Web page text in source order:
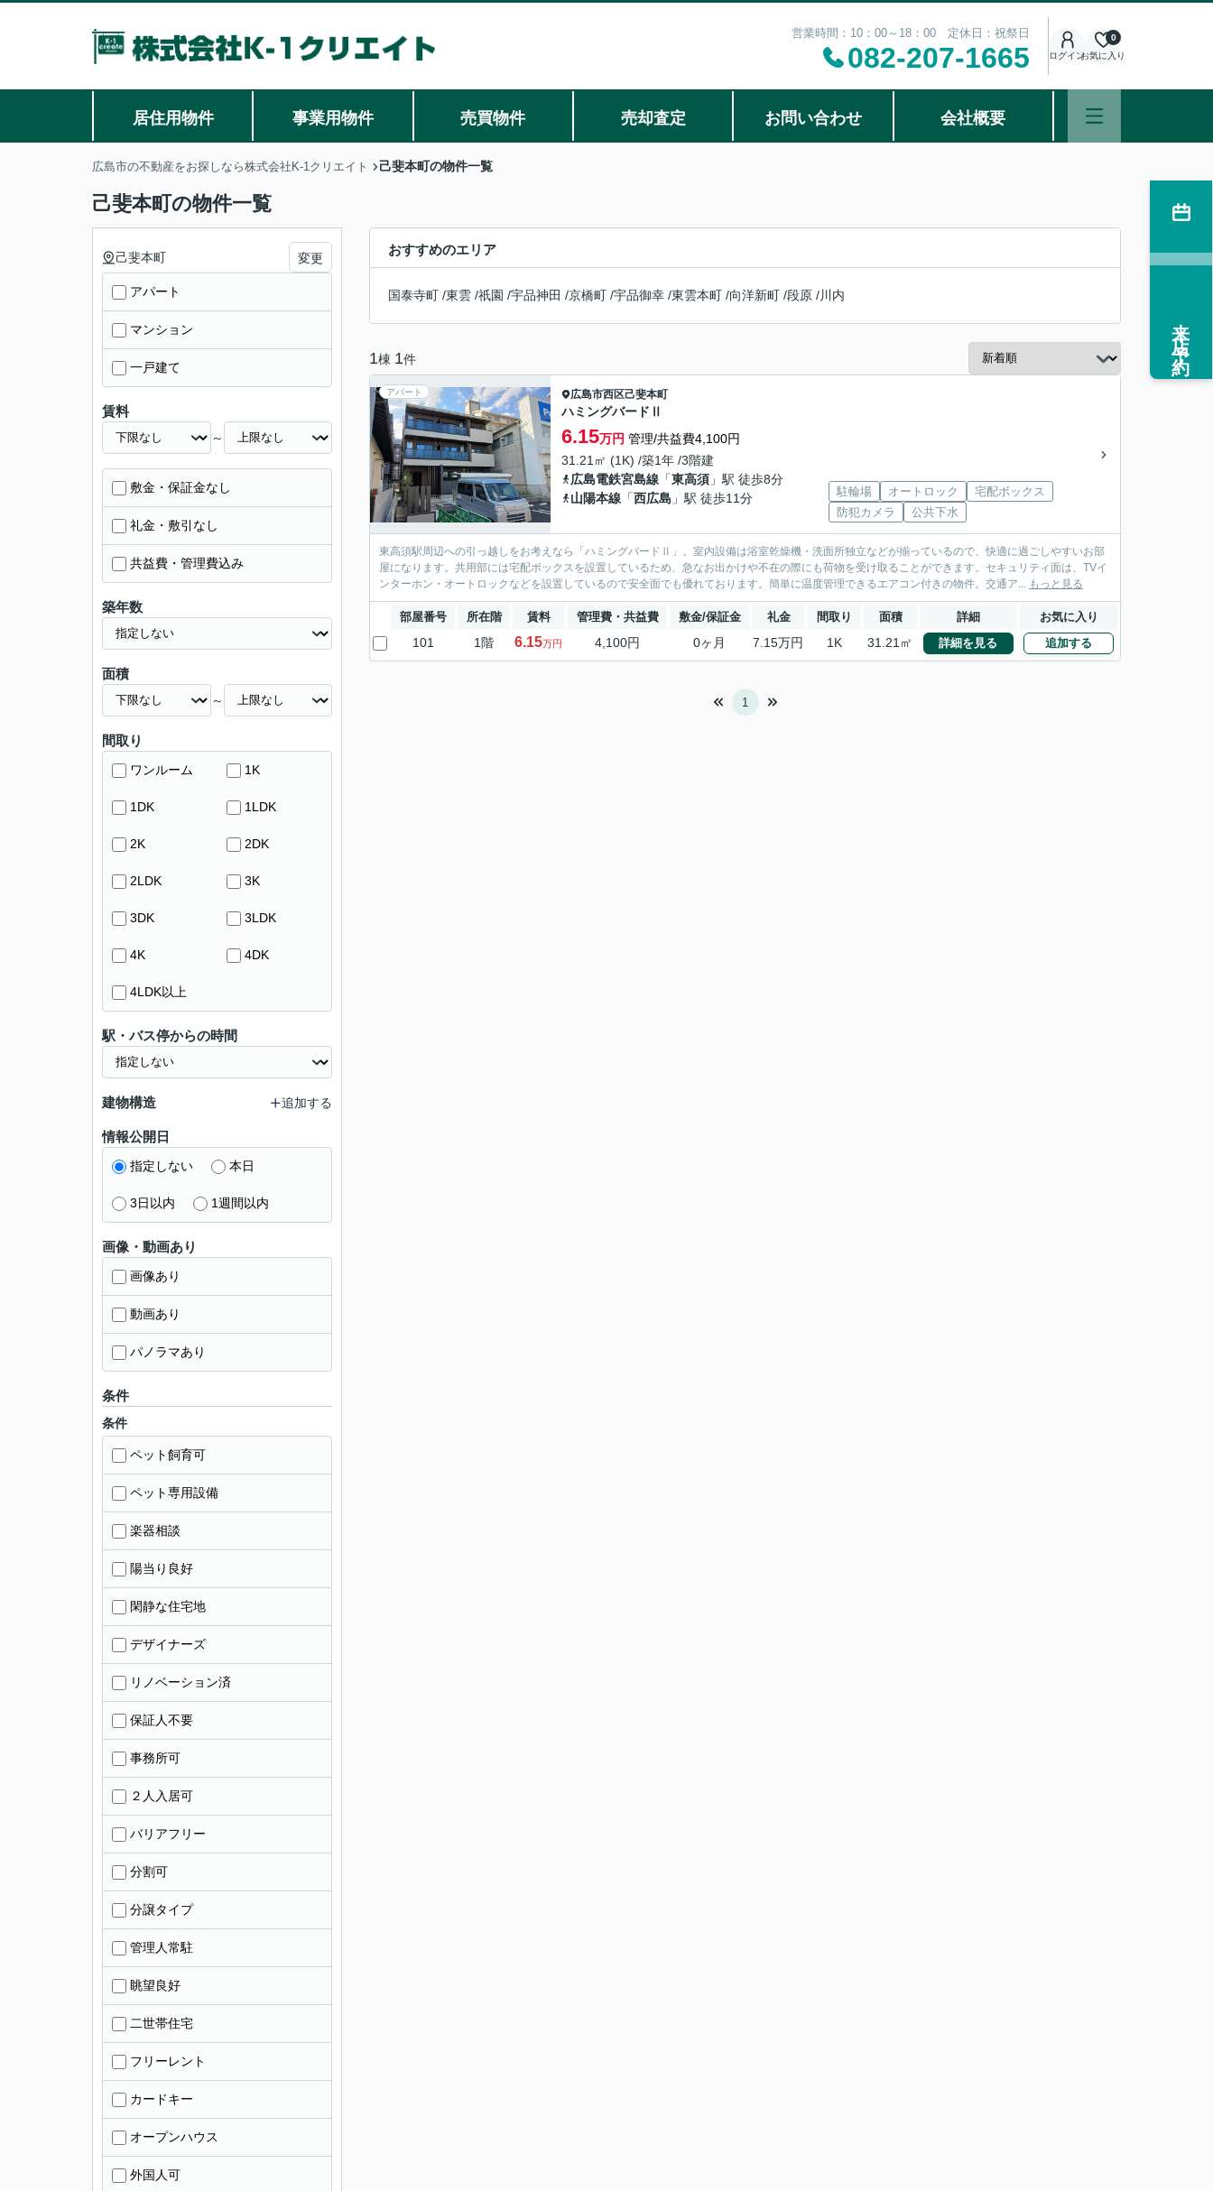
営業時間：10：00～18：00 定休日：祝祭日
082-207-1665 ログインお気に入り
0
居住用物件 事業用物件 売買物件 売却査定 お問い合わせ 会社概要
広島市の不動産をお探しなら株式会社K-1クリエイト 己斐本町の物件一覧
己斐本町の物件一覧
おすすめのエリア
国泰寺町 /東雲 /祇園 /宇品神田 /京橋町 /宇品御幸 /東雲本町 /向洋新町 /段原 /川内
1棟 1件
アパート 広島市西区己斐本町
ハミングバードⅡ
6.15万円 管理/共益費4,100円
31.21㎡ (1K) /築1年 /3階建
広島電鉄宮島線 「東高須 」駅 徒歩8分
山陽本線 「西広島 」駅 徒歩11分 駐輪場 オートロック
宅配ボックス
防犯カメラ
公共下水
東高須駅周辺への引っ越しをお考えなら「ハミングバードⅡ」。室内設備は浴室乾燥機・洗面所独立などが揃っているので、快適に過ごしやすいお部
屋になります。共用部には宅配ボックスを設置しているため、急なお出かけや不在の際にも荷物を受け取ることができます。セキュリティ面は、TVイ
ンターホン・オートロックなどを設置しているので安全面でも優れております。簡単に温度管理できるエアコン付きの物件。交通ア... もっと見る
部屋番号 所在階 賃料 管理費・共益費 敷金/保証金 礼金 間取り 面積 詳細 お気に入り
101 1階 6.15万円 4,100円 0ヶ月 7.15万円 1K 31.21㎡ 詳細を見る 追加する
1
己斐本町 変更
アパート
マンション
一戸建て
賃料
～
敷金・保証金なし
礼金・敷引なし
共益費・管理費込み
築年数
面積
～
間取り
ワンルーム 1K
1DK 1LDK
2K 2DK
2LDK 3K
3DK 3LDK
4K 4DK
4LDK以上
駅・バス停からの時間
建物構造 追加する
情報公開日
指定しない 本日
3日以内 1週間以内
画像・動画あり
画像あり
動画あり
パノラマあり
条件
条件
ペット飼育可
ペット専用設備
楽器相談
陽当り良好
閑静な住宅地
デザイナーズ
リノベーション済
保証人不要
事務所可
２人入居可
バリアフリー
分割可
分譲タイプ
管理人常駐
眺望良好
二世帯住宅
フリーレント
カードキー
オープンハウス
外国人可
来店予約